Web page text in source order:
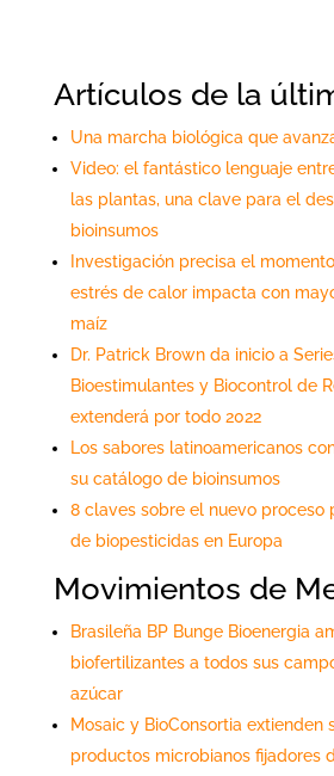
Artículos de la
Una marcha biológica que
Video: el fantástico lenguaje
las plantas, una clave para el
bioinsumos
Investigación precisa el
estrés de calor impacta con
maíz
Dr. Patrick Brown da inicio a
Bioestimulantes y Biocontrol de
extenderá por todo 2022
Los sabores latinoamericanos
su catálogo de bioinsumos
8 claves sobre el nuevo proceso
de biopesticidas en Europa
Movimientos de
Brasileña BP Bunge Bioenergia
biofertilizantes a todos sus
azúcar
Mosaic y BioConsortia extienden
productos microbianos fijadores